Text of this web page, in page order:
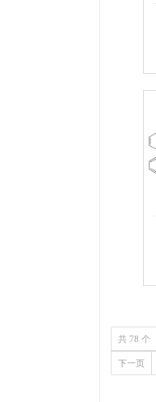
共 78 个
下一页